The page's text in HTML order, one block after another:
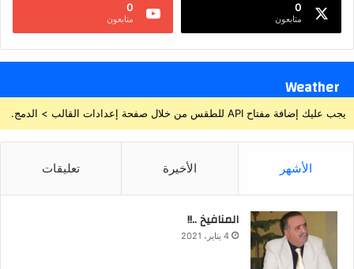
0
متابعون
0
متابعون
Weather
يجب عليك إضافة مفتاح API للطقس من خلال صفحة إعدادات القالب > الدمج.
الأشهر الأخيرة تعليقات
المنافيخ ..!!
4 يناير، 2021